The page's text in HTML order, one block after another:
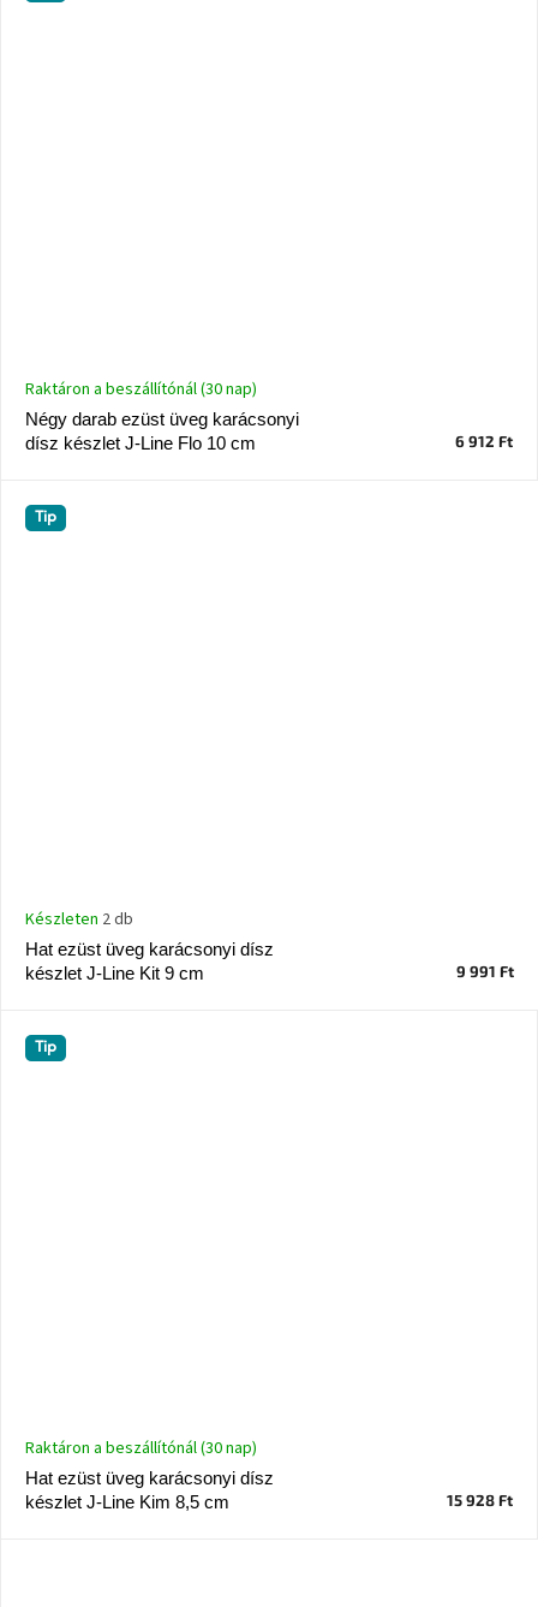
Négy darab ezüst üveg karácsonyi
dísz készlet J-Line Flo 10 cm
Raktáron a beszállítónál (30 nap)
6 912 Ft
Tip
Hat ezüst üveg karácsonyi dísz
készlet J-Line Kit 9 cm
Készleten 2 db
9 991 Ft
Tip
Hat ezüst üveg karácsonyi dísz
készlet J-Line Kim 8,5 cm
Raktáron a beszállítónál (30 nap)
15 928 Ft